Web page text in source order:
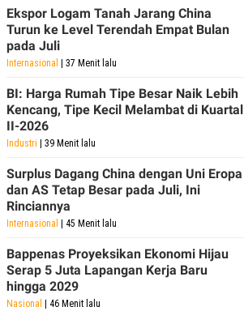
N
A
N
A
A
D
E
M
Y
E
S
R
E
E
A
S
E
.
L
A
N
G
A
N
A
N
C
K
N
E
J
A
E
M
I
Ekspor Logam Tanah Jarang China
Turun ke Level Terendah Empat Bulan
pada Juli
Internasional | 37 Menit lalu
BI: Harga Rumah Tipe Besar Naik Lebih
Kencang, Tipe Kecil Melambat di Kuartal
II-2026
Industri | 39 Menit lalu
Surplus Dagang China dengan Uni Eropa
dan AS Tetap Besar pada Juli, Ini
Rinciannya
Internasional | 45 Menit lalu
Bappenas Proyeksikan Ekonomi Hijau
Serap 5 Juta Lapangan Kerja Baru
hingga 2029
Nasional | 46 Menit lalu